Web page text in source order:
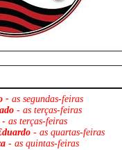
- as segundas-feiras
- as terças-feiras
- as terças-feiras
- as quartas-feiras
- as quintas-feiras